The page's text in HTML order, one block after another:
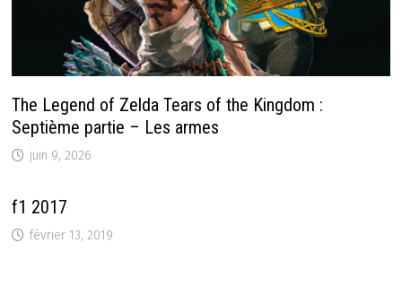
The Legend of Zelda Tears of the Kingdom :
Septième partie – Les armes
juin 9, 2026
f1 2017
février 13, 2019